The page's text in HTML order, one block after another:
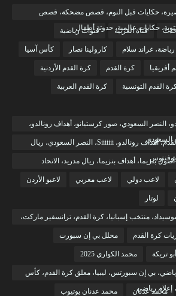
حكايات قبل النوم، قصص مضحكة، قصص
حكايات عالمية، حدوتة أطفال
قناة العربية قنوات رياضية
غراند سلام كارولينا نصار كأس آسيا
أفريقيا كرة القدم كرة القدم الأردنية
القدم التونسية كرة القدم العربية
النصر السعودي، صور كرستيانو، أهداف رونالدو،
السعودي
كريستيانو رونالدو، كرة القدم، أهداف رونالدو، Siiiiiii، النصر السعودي، ريال
يوفنتوس
أصول بنزيما، أهداف بنزيما، ريال مدريد، الاتحاد
لاعب دولي لاعب مغربي لاعبو الأردن
لوتار
منتخب إسبانيا، كرة القدم، ترانسفير ماركت،
كرة القدم محلل بي إن سبورت
تريكة محمد الكواري 2025
بي إن سبورتس، ليبيا، معلق كرة القدم، كأس
إعلام رياضي
محمد عدنان محمد عدنان يوتيوب